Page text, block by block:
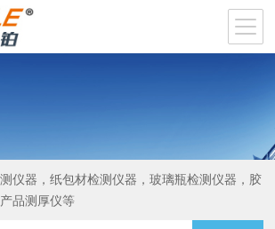
仪器，纸包材检测仪器，玻璃瓶检测仪器，胶
品测厚仪等